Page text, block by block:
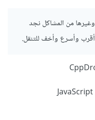
من المشاكل نجد
وأسرع وأخف للتنقل.